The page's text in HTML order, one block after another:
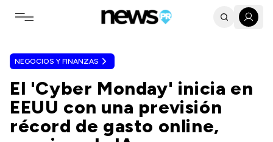
Toggle navigation menu
NEGOCIOS Y FINANZAS
El 'Cyber Monday' inicia en
EEUU con una previsión
récord de gasto online,